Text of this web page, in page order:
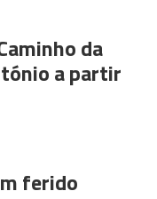
da
a partir
ferido